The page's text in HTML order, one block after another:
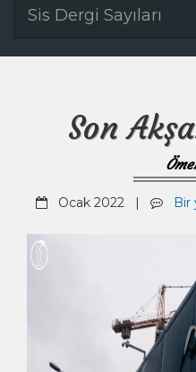
Sis Dergi Sayıları
Son
Ocak 2022 | Bir